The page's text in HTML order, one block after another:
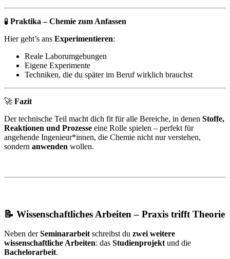
🧪 Praktika – Chemie zum Anfassen
Hier geht’s ans Experimentieren:
Reale Laborumgebungen
Eigene Experimente
Techniken, die du später im Beruf wirklich brauchst
🚀 Fazit
Der technische Teil macht dich fit für alle Bereiche, in denen Stoffe,
Reaktionen und Prozesse eine Rolle spielen – perfekt für
angehende Ingenieur*innen, die Chemie nicht nur verstehen,
sondern anwenden wollen.
📝 Wissenschaftliches Arbeiten – Praxis trifft Theorie
Neben derSeminararbeitschreibst du zwei weitere
wissenschaftliche Arbeiten: das Studienprojektund die
Bachelorarbeit.